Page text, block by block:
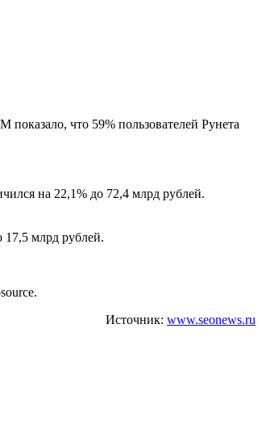
что 59% пользователей Рунета
на 22,1% до 72,4 млрд рублей.
17,5 млрд рублей.
Источник: www.seonews.ru